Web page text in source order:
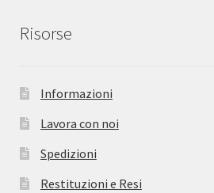
Risorse
Informazioni
Lavora con noi
Spedizioni
Restituzioni e Resi